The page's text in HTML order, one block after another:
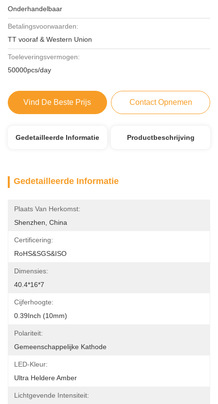
Onderhandelbaar
Betalingsvoorwaarden:
TT vooraf & Western Union
Toeleveringsvermogen:
50000pcs/day
Vind De Beste Prijs Contact Opnemen
Gedetailleerde Informatie Productbeschrijving
Gedetailleerde Informatie
Plaats Van Herkomst:
Shenzhen, China
Certificering:
RoHS&SGS&ISO
Dimensies:
40.4*16*7
Cijferhoogte:
0.39Inch (10mm)
Polariteit:
Gemeenschappelijke Kathode
LED-Kleur:
Ultra Heldere Amber
Lichtgevende Intensiteit: